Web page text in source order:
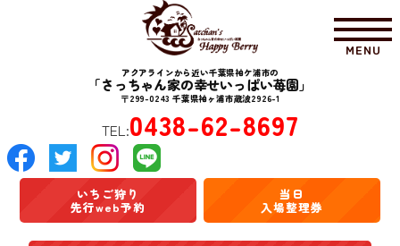
MENU
アクアラインから近い千葉県袖ケ浦市の
「さっちゃん家の幸せいっぱい苺園」
〒299-0243 千葉県袖ヶ浦市蔵波2926-1
TEL:0438-62-8697
いちご狩り
先行web予約
当日
入場整理券